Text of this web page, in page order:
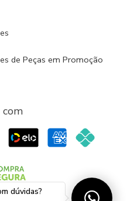
de Peças em Promoção
com
dúvidas?